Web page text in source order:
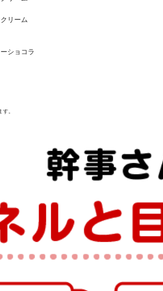
リーム
ショコラ
。